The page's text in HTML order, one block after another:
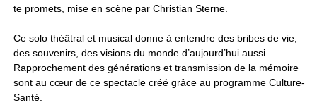
te promets, mise en scène par Christian Sterne.
Ce solo théâtral et musical donne à entendre des bribes de vie,
des souvenirs, des visions du monde d’aujourd’hui aussi.
Rapprochement des générations et transmission de la mémoire
sont au cœur de ce spectacle créé grâce au programme Culture-
Santé.